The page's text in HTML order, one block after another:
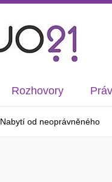
Rozhovory
Nabytí od neoprávněného